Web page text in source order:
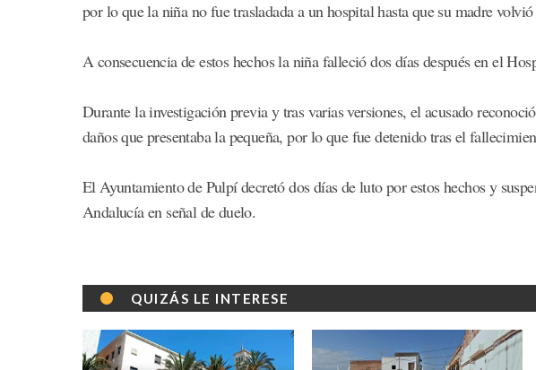
por lo que la niña no fue trasladada a un hospital hasta que su madre
A consecuencia de estos hechos la niña falleció dos días después en el
Durante la investigación previa y tras varias versiones, el acusado
daños que presentaba la pequeña, por lo que fue detenido tras el
El Ayuntamiento de Pulpí decretó dos días de luto por estos hechos y
Andalucía en señal de duelo.
QUIZÁS LE INTERESE